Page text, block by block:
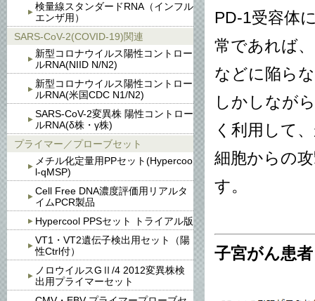
検量線スタンダードRNA（インフル
エンザ用）
SARS-CoV-2(COVID-19)関連
新型コロナウイルス陽性コントロー
ルRNA(NIID N/N2)
新型コロナウイルス陽性コントロー
ルRNA(米国CDC N1/N2)
SARS-CoV-2変異株 陽性コントロー
ルRNA(δ株・γ株)
プライマー／プローブセット
メチル化定量用PPセット(Hypercoo
l-qMSP)
Cell Free DNA濃度評価用リアルタ
イムPCR製品
Hypercool PPSセット トライアル版
VT1・VT2遺伝子検出用セット（陽
性Ctrl付）
ノロウイルスGⅡ/4 2012変異株検
出用プライマーセット
PD-1受容体
常であれば
などに陥ら
しかしなが
く利用して
細胞からの
す。
子宮がん患